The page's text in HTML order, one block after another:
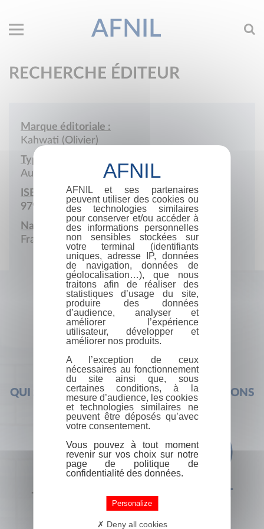
AFNIL
RECHERCHE ÉDITEUR
Marque éditoriale :
Kahwati (Olivier)
Type de société :
Auto-édition
ISBN :
979-10-987652
Nationalité :
France
QUI SOMMES-NOUS ? FOIRE AUX QUESTIONS
+33 (0) 1 44 41 29 19 CONTACT
AFNIL et ses partenaires
peuvent utiliser des cookies ou
des technologies similaires
pour conserver et/ou accéder à
des informations personnelles
non sensibles stockées sur
votre terminal (identifiants
uniques, adresse IP, données
de navigation, données de
géolocalisation…), que nous
traitons afin de réaliser des
statistiques d’usage du site,
produire des données
d’audience, analyser et
améliorer l’expérience
utilisateur, développer et
améliorer nos produits.
A l’exception de ceux
nécessaires au fonctionnement
du site ainsi que, sous
certaines conditions, à la
mesure d’audience, les cookies
et technologies similaires ne
peuvent être déposés qu’avec
votre consentement.
Vous pouvez à tout moment
revenir sur vos choix sur notre
page de politique de
confidentialité des données.
Personalize
Deny all cookies